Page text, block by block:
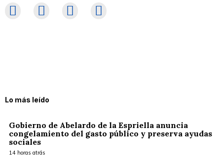
Lo más leído
Gobierno de Abelardo de la Espriella anuncia
congelamiento del gasto público y preserva ayudas
sociales
14 horas atrás